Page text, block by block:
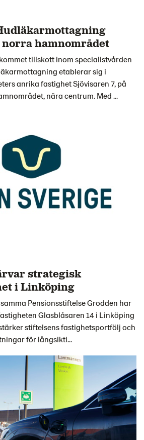
hamnområdet
tillskott inom specialistvården
etablerar sig i
anrika fastighet Sjövisaren 7, på
nära centrum. Med ...
strategisk
i Linköping
Pensionsstiftelse Grodden har
Glasblåsaren 14 i Linköping
stiftelsens fastighetsportfölj och
för långsikti...